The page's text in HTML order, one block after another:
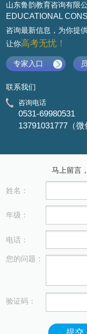
山东鲁韵教育咨询有限
EDUCATIONAL
咨询最新信息，为你提
让你高考无忧！
专家入口
联系我们
咨询电话
0531-69980531
13791031777（微
马上留言
姓名：
年级：
电话：
您的问题：
验证码：